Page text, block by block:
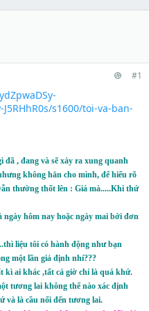
#1
J5RHhR0s/s1600/toi-va-ban-
, đang và sẽ xảy ra xung quanh
không hẳn cho mình, để hiểu rõ
thường thốt lên : Giá mà.....Khi thứ
ngày hôm nay hoặc ngày mai bởi đơn
liệu tôi có hành động như bạn
một lần giả định nhỉ???
kì ai khác ,tất cả giờ chỉ là quá khứ.
tương lai không thể nào xác định
và là cầu nối đến tương lai.